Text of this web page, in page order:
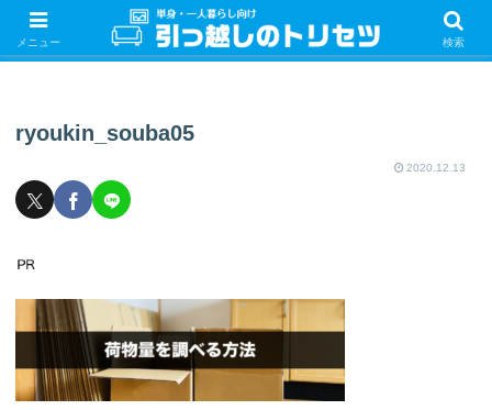
単身・一人暮らしの引っ越しをするときの手続き・やることを紹介！サクッと
引っ越しをしましょう♪
ryoukin_souba05
2020.12.13
メニュー 検索